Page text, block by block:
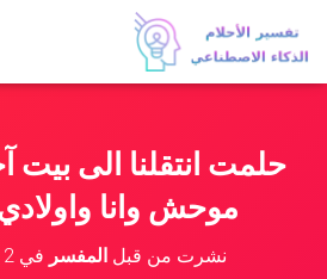
حلمت انتقلنا الى بيت
موحش وانا
نشرت من قبلالمفسر في2 نوفمبر، 2023